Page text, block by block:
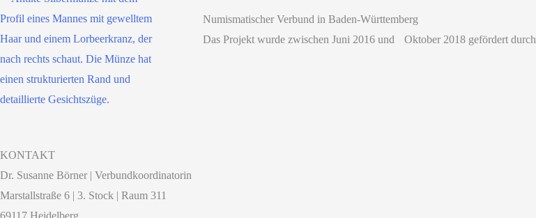
Numismatischer Verbund in Baden-Württemberg
Das Projekt wurde zwischen Juni 2016 und Oktober 2018 gefördert durch
KONTAKT
Dr. Susanne Börner | Verbundkoordinatorin
Marstallstraße 6 | 3. Stock | Raum 311
69117 Heidelberg